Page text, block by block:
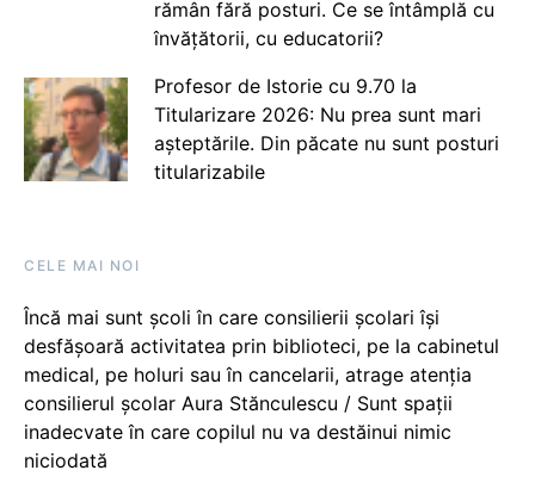
rămân fără posturi. Ce se întâmplă cu
învățătorii, cu educatorii?
Profesor de Istorie cu 9.70 la
Titularizare 2026: Nu prea sunt mari
așteptările. Din păcate nu sunt posturi
titularizabile
CELE MAI NOI
Încă mai sunt școli în care consilierii școlari își
desfășoară activitatea prin biblioteci, pe la cabinetul
medical, pe holuri sau în cancelarii, atrage atenția
consilierul școlar Aura Stănculescu / Sunt spații
inadecvate în care copilul nu va destăinui nimic
niciodată